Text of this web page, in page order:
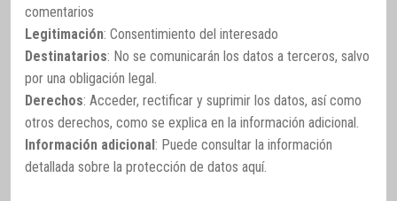
comentarios
Legitimación: Consentimiento del interesado
Destinatarios: No se comunicarán los datos a terceros, salvo
por una obligación legal.
Derechos: Acceder, rectificar y suprimir los datos, así como
otros derechos, como se explica en la información adicional.
Información adicional : Puede consultar la información
detallada sobre la protección de datos aquí.